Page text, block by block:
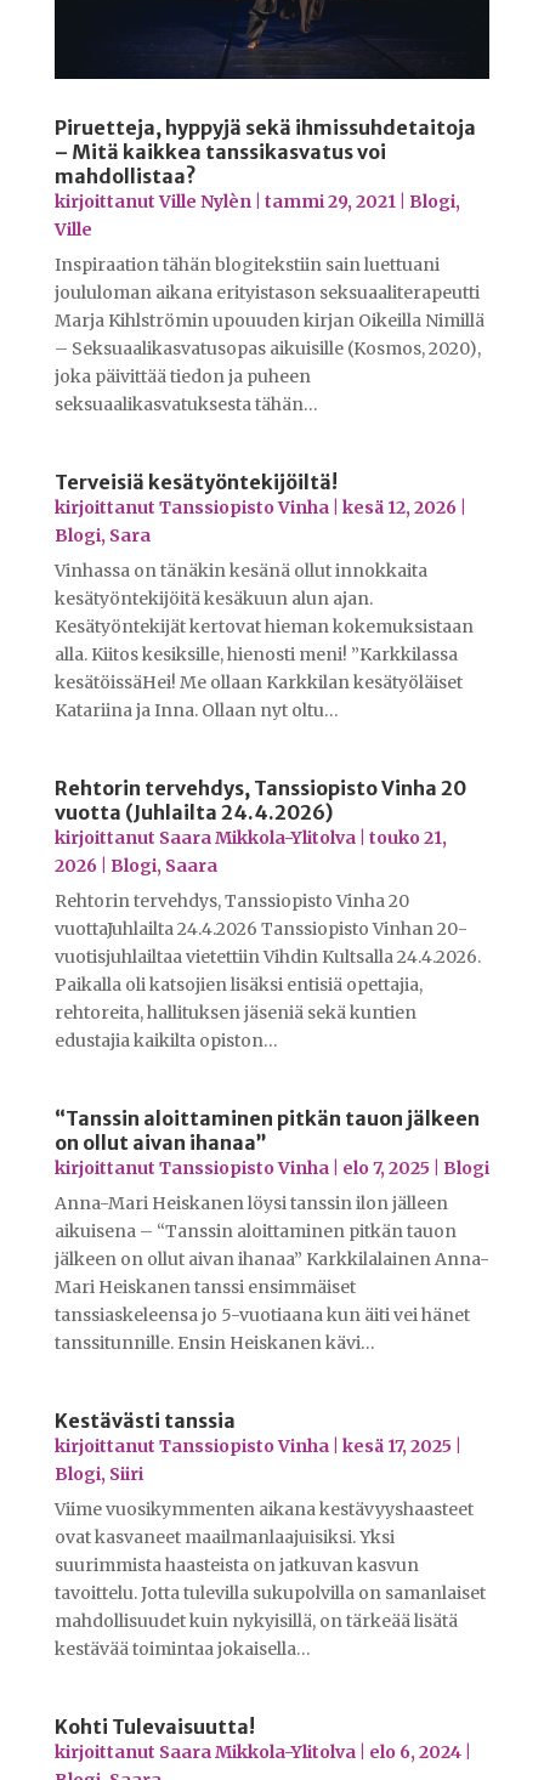
Piruetteja, hyppyjä sekä ihmissuhdetaitoja
– Mitä kaikkea tanssikasvatus voi
mahdollistaa?
kirjoittanutVille Nylèn tammi 29, 2021 Blogi,
Ville
Inspiraation tähän blogitekstiin sain luettuani
joululoman aikana erityistason seksuaaliterapeutti
Marja Kihlströmin upouuden kirjan Oikeilla Nimillä
– Seksuaalikasvatusopas aikuisille (Kosmos, 2020),
joka päivittää tiedon ja puheen
seksuaalikasvatuksesta tähän…
Terveisiä kesätyöntekijöiltä!
kirjoittanut Tanssiopisto Vinha| kesä 12, 2026|
Blogi, Sara
Vinhassa on tänäkin kesänä ollut innokkaita
kesätyöntekijöitä kesäkuun alun ajan.
Kesätyöntekijät kertovat hieman kokemuksistaan
alla. Kiitos kesiksille, hienosti meni! ”Karkkilassa
kesätöissäHei! Me ollaan Karkkilan kesätyöläiset
Katariina ja Inna. Ollaan nyt oltu…
Rehtorin tervehdys, Tanssiopisto Vinha 20
vuotta (Juhlailta 24.4.2026)
kirjoittanut Saara Mikkola-Ylitolva| touko 21,
2026| Blogi, Saara
Rehtorin tervehdys, Tanssiopisto Vinha 20
vuottaJuhlailta 24.4.2026 Tanssiopisto Vinhan 20-
vuotisjuhlailtaa vietettiin Vihdin Kultsalla 24.4.2026.
Paikalla oli katsojien lisäksi entisiä opettajia,
rehtoreita, hallituksen jäseniä sekä kuntien
edustajia kaikilta opiston…
“Tanssin aloittaminen pitkän tauon jälkeen
on ollut aivan ihanaa”
kirjoittanut Tanssiopisto Vinha| elo 7, 2025
Blogi
Anna-Mari Heiskanen löysi tanssin ilon jälleen
aikuisena – “Tanssin aloittaminen pitkän tauon
jälkeen on ollut aivan ihanaa” Karkkilalainen Anna-
Mari Heiskanen tanssi ensimmäiset
tanssiaskeleensa jo 5-vuotiaana kun äiti vei hänet
tanssitunnille. Ensin Heiskanen kävi…
Kestävästi tanssia
kirjoittanut Tanssiopisto Vinha| kesä 17, 2025
Blogi, Siiri
Viime vuosikymmenten aikana kestävyyshaasteet
ovat kasvaneet maailmanlaajuisiksi. Yksi
suurimmista haasteista on jatkuvan kasvun
tavoittelu. Jotta tulevilla sukupolvilla on samanlaiset
mahdollisuudet kuin nykyisillä, on tärkeää lisätä
kestävää toimintaa jokaisella…
Kohti Tulevaisuutta!
kirjoittanut Saara Mikkola-Ylitolva| elo 6, 2024|